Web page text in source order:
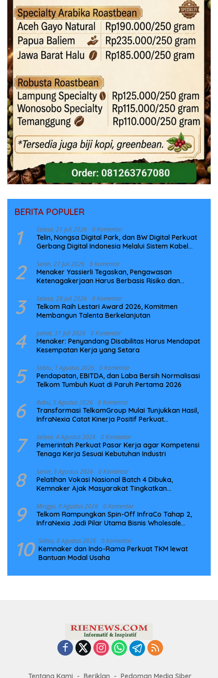
BERITA POPULER
1 Selasa, 21 Juli 2026 0 Komentar
Telin, Nongsa Digital Park, dan BW Digital Perkuat
Gerbang Digital Indonesia Melalui Sistem Kabel
2 Senin, 27 Juli 2026 0 Komentar
Menaker Yassierli Tegaskan, Pengawasan
Ketenagakerjaan Harus Berbasis Risiko dan
3 Selasa, 28 Juli 2026 0 Komentar
Telkom Raih Lestari Award 2026, Komitmen
Membangun Talenta Berkelanjutan
4 Jumat, 31 Juli 2026 0 Komentar
Menaker: Penyandang Disabilitas Harus Mendapat
Kesempatan Kerja yang Setara
5 Sabtu, 1 Agustus 2026 0 Komentar
Pendapatan, EBITDA, dan Laba Bersih Normalisasi
Telkom Tumbuh Kuat di Paruh Pertama 2026
6 Rabu, 5 Agustus 2026 0 Komentar
Transformasi TelkomGroup Mulai Tunjukkan Hasil,
InfraNexia Catat Kinerja Positif Perkuat
7 Selasa, 4 Agustus 2026 0 Komentar
Pemerintah Perkuat Pasar Kerja agar Kompetensi
Tenaga Kerja Sesuai Kebutuhan Industri
8 Senin, 3 Agustus 2026 0 Komentar
Pelatihan Vokasi Nasional Batch 4 Dibuka,
Kemnaker Ajak Masyarakat Tingkatkan
9 Minggu, 9 Agustus 2026 0 Komentar
Telkom Rampungkan Spin-Off InfraCo Tahap 2,
InfraNexia Jadi Pilar Utama Bisnis Wholesale
10 Sabtu, 8 Agustus 2026 0 Komentar
Kemnaker dan Indo-Rama Perkuat TKM lewat
Bantuan Modal Usaha
Tentang Kami Beriklan Pedoman Media Siber